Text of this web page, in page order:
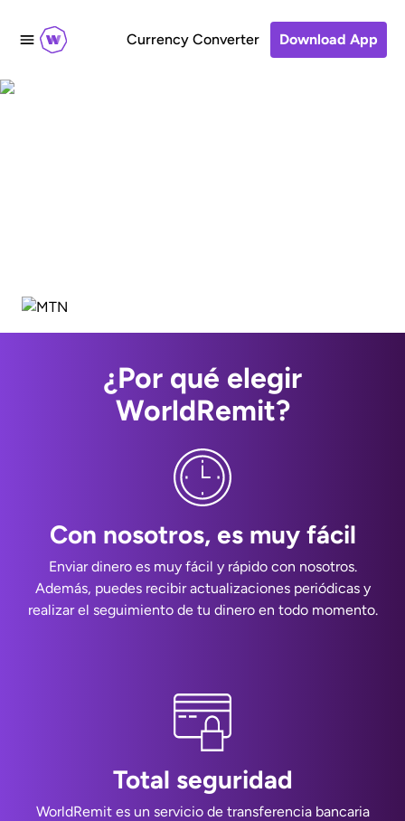
Currency Converter Download App
¿Por qué elegir
WorldRemit?
Con nosotros, es muy fácil
Enviar dinero es muy fácil y rápido con nosotros.
Además, puedes recibir actualizaciones periódicas y
realizar el seguimiento de tu dinero en todo momento.
Total seguridad
WorldRemit es un servicio de transferencia bancaria